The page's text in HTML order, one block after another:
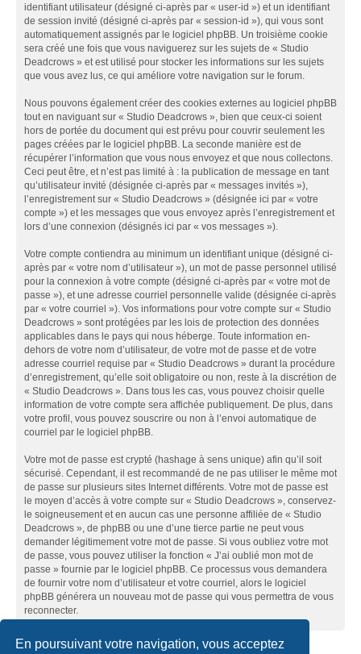
En poursuivant votre navigation, vous acceptez
identifiant utilisateur (désigné ci-après par « user-id ») et un identifiant
de session invité (désigné ci-après par « session-id »), qui vous sont
automatiquement assignés par le logiciel phpBB. Un troisième cookie
sera créé une fois que vous naviguerez sur les sujets de « Studio
Deadcrows » et est utilisé pour stocker les informations sur les sujets
que vous avez lus, ce qui améliore votre navigation sur le forum.
Nous pouvons également créer des cookies externes au logiciel phpBB
tout en naviguant sur « Studio Deadcrows », bien que ceux-ci soient
hors de portée du document qui est prévu pour couvrir seulement les
pages créées par le logiciel phpBB. La seconde manière est de
récupérer l’information que vous nous envoyez et que nous collectons.
Ceci peut être, et n’est pas limité à : la publication de message en tant
qu’utilisateur invité (désignée ci-après par « messages invités »),
l’enregistrement sur « Studio Deadcrows » (désignée ici par « votre
compte ») et les messages que vous envoyez après l’enregistrement et
lors d’une connexion (désignés ici par « vos messages »).
Votre compte contiendra au minimum un identifiant unique (désigné ci-
après par « votre nom d’utilisateur »), un mot de passe personnel utilisé
pour la connexion à votre compte (désigné ci-après par « votre mot de
passe »), et une adresse courriel personnelle valide (désignée ci-après
par « votre courriel »). Vos informations pour votre compte sur « Studio
Deadcrows » sont protégées par les lois de protection des données
applicables dans le pays qui nous héberge. Toute information en-
dehors de votre nom d’utilisateur, de votre mot de passe et de votre
adresse courriel requise par « Studio Deadcrows » durant la procédure
d’enregistrement, qu’elle soit obligatoire ou non, reste à la discrétion de
« Studio Deadcrows ». Dans tous les cas, vous pouvez choisir quelle
information de votre compte sera affichée publiquement. De plus, dans
votre profil, vous pouvez souscrire ou non à l’envoi automatique de
courriel par le logiciel phpBB.
Votre mot de passe est crypté (hashage à sens unique) afin qu’il soit
sécurisé. Cependant, il est recommandé de ne pas utiliser le même mot
de passe sur plusieurs sites Internet différents. Votre mot de passe est
le moyen d’accès à votre compte sur « Studio Deadcrows », conservez-
le soigneusement et en aucun cas une personne affiliée de « Studio
Deadcrows », de phpBB ou une d’une tierce partie ne peut vous
demander légitimement votre mot de passe. Si vous oubliez votre mot
de passe, vous pouvez utiliser la fonction « J’ai oublié mon mot de
passe » fournie par le logiciel phpBB. Ce processus vous demandera
de fournir votre nom d’utilisateur et votre courriel, alors le logiciel
phpBB générera un nouveau mot de passe qui vous permettra de vous
reconnecter.